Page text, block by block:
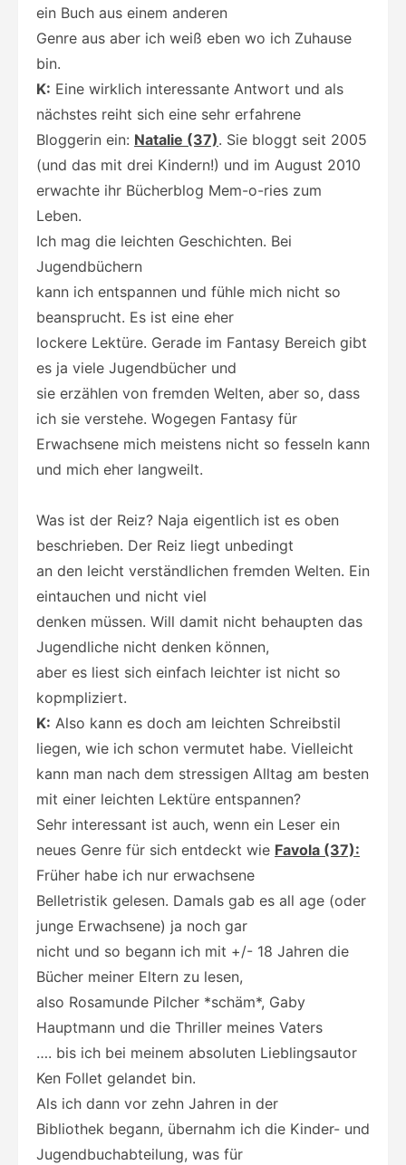
ein Buch aus einem anderen
Genre aus aber ich weiß eben wo ich Zuhause
bin.
K: Eine wirklich interessante Antwort und als
nächstes reiht sich eine sehr erfahrene
Bloggerin ein: Natalie (37). Sie bloggt seit 2005
(und das mit drei Kindern!) und im August 2010
erwachte ihr Bücherblog Mem-o-ries zum
Leben.
Ich mag die leichten Geschichten. Bei
Jugendbüchern
kann ich entspannen und fühle mich nicht so
beansprucht. Es ist eine eher
lockere Lektüre. Gerade im Fantasy Bereich gibt
es ja viele Jugendbücher und
sie erzählen von fremden Welten, aber so, dass
ich sie verstehe. Wogegen Fantasy für
Erwachsene mich meistens nicht so fesseln kann
und mich eher langweilt.
Was ist der Reiz? Naja eigentlich ist es oben
beschrieben. Der Reiz liegt unbedingt
an den leicht verständlichen fremden Welten. Ein
eintauchen und nicht viel
denken müssen. Will damit nicht behaupten das
Jugendliche nicht denken können,
aber es liest sich einfach leichter ist nicht so
kopmpliziert.
K: Also kann es doch am leichten Schreibstil
liegen, wie ich schon vermutet habe. Vielleicht
kann man nach dem stressigen Alltag am besten
mit einer leichten Lektüre entspannen?
Sehr interessant ist auch, wenn ein Leser ein
neues Genre für sich entdeckt wie Favola (37):
Früher habe ich nur erwachsene
Belletristik gelesen. Damals gab es all age (oder
junge Erwachsene) ja noch gar
nicht und so begann ich mit +/- 18 Jahren die
Bücher meiner Eltern zu lesen,
also Rosamunde Pilcher *schäm*, Gaby
Hauptmann und die Thriller meines Vaters
…. bis ich bei meinem absoluten Lieblingsautor
Ken Follet gelandet bin.
Als ich dann vor zehn Jahren in der
Bibliothek begann, übernahm ich die Kinder- und
Jugendbuchabteilung, was für